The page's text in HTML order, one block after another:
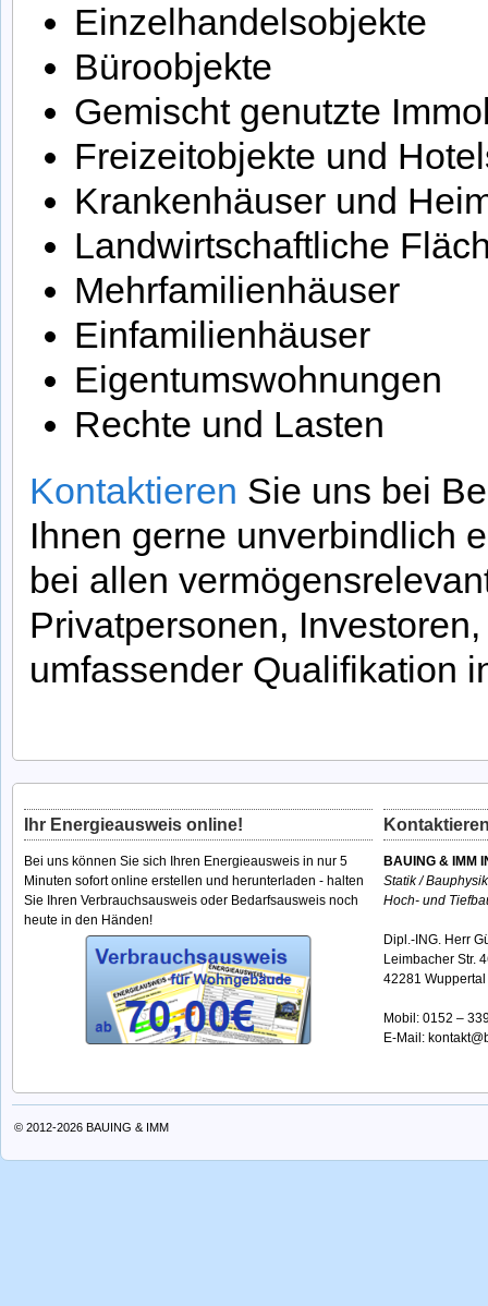
Einzelhandelsobjekte
Büroobjekte
Gemischt genutzte
Freizeitobjekte und
Krankenhäuser und
Landwirtschaftliche
Mehrfamilienhäuser
Einfamilienhäuser
Eigentumswohnungen
Rechte und Lasten
Kontaktieren Sie uns bei
Ihnen gerne unverbindlich
bei allen
Privatpersonen,
umfassender Qualifikation
Ihr Energieausweis online!
Bei uns können Sie sich Ihren Energieausweis in nur 5
Minuten sofort online erstellen und herunterladen - halten
Sie Ihren Verbrauchsausweis oder Bedarfsausweis noch
heute in den Händen!
BAUING & IMM
Statik /
Hoch- und
Dipl.-ING. Herr
Leimbacher Str.
42281 Wuppertal
Mobil: 0152 –
E-Mail:
© 2012-2026 BAUING & IMM